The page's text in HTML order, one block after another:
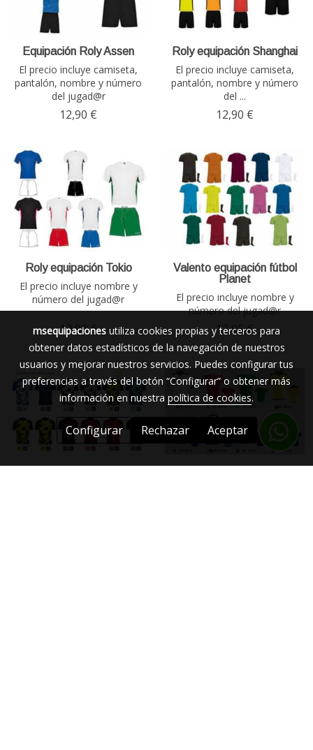
Equipación Roly Assen
El precio incluye camiseta,
pantalón, nombre y número
del jugad@r
12,90 €
Roly equipación Shanghai
El precio incluye camiseta,
pantalón, nombre y número
del ...
12,90 €
Roly equipación Tokio
El precio incluye nombre y
número del jugad@r
12,90 €
Valento equipación fútbol
Planet
El precio incluye nombre y
número del jugad@r
12,95 €
msequipaciones utiliza cookies propias y terceros para
obtener datos estadísticos de la navegación de nuestros
usuarios y mejorar nuestros servicios. Puedes configurar tus
preferencias a través del botón “Configurar” o obtener más
información en nuestra política de cookies.
Configurar Rechazar Aceptar